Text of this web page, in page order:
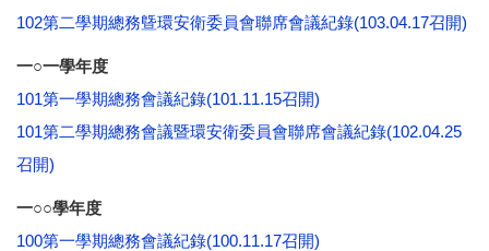
102第二學期總務曁環安衛委員會聯席會議紀錄(103.04.17召開)
一○一學年度
101第一學期總務會議紀錄(101.11.15召開)
101第二學期總務會議暨環安衛委員會聯席會議紀錄(102.04.25
召開)
一○○學年度
100第一學期總務會議紀錄(100.11.17召開)